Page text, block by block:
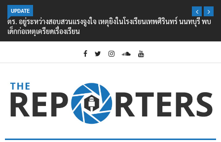
UPDATE
ตร. อยู่ระหว่างสอบสวนแรงจูงใจ เหตุยิงในโรงเรียนเทพศิรินทร์ นนทบุรี พบ
เด็กก่อเหตุเครียดเรื่องเรียน